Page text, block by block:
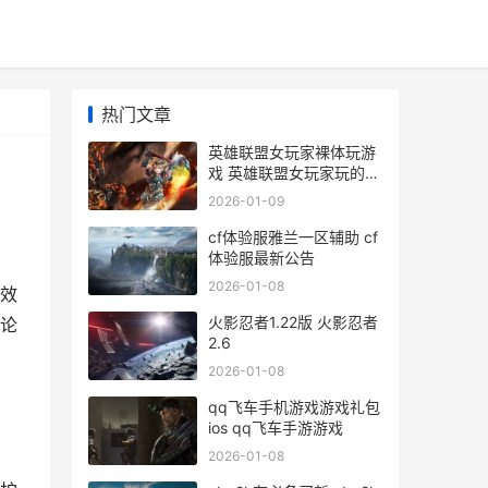
热门文章
英雄联盟女玩家裸体玩游
戏 英雄联盟女玩家玩的最
多的英雄
2026-01-09
cf体验服雅兰一区辅助 cf
体验服最新公告
2026-01-08
火影忍者1.22版 火影忍者
2.6
2026-01-08
qq飞车手机游戏游戏礼包
ios qq飞车手游游戏
2026-01-08